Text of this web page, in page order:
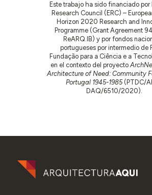
Este trabajo ha sido financiado por
Research Council (ERC) –
Horizon 2020 Research and
Programme (Grant Agreement
ReARQ.IB) y por fondos
portugueses por intermedio de
Fundação para a Ciência e a
en el contexto del proyecto
Architecture of Need: Community
Portugal 1945-1985(PTDC/
DAQ/6510/2020).